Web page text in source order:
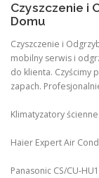
Czyszczenie i
Domu
Czyszczenie i
mobilny serwis i
do klienta. Czyścimy
zapach.
Klimatyzatory
Haier Expert Air
Panasonic CS/